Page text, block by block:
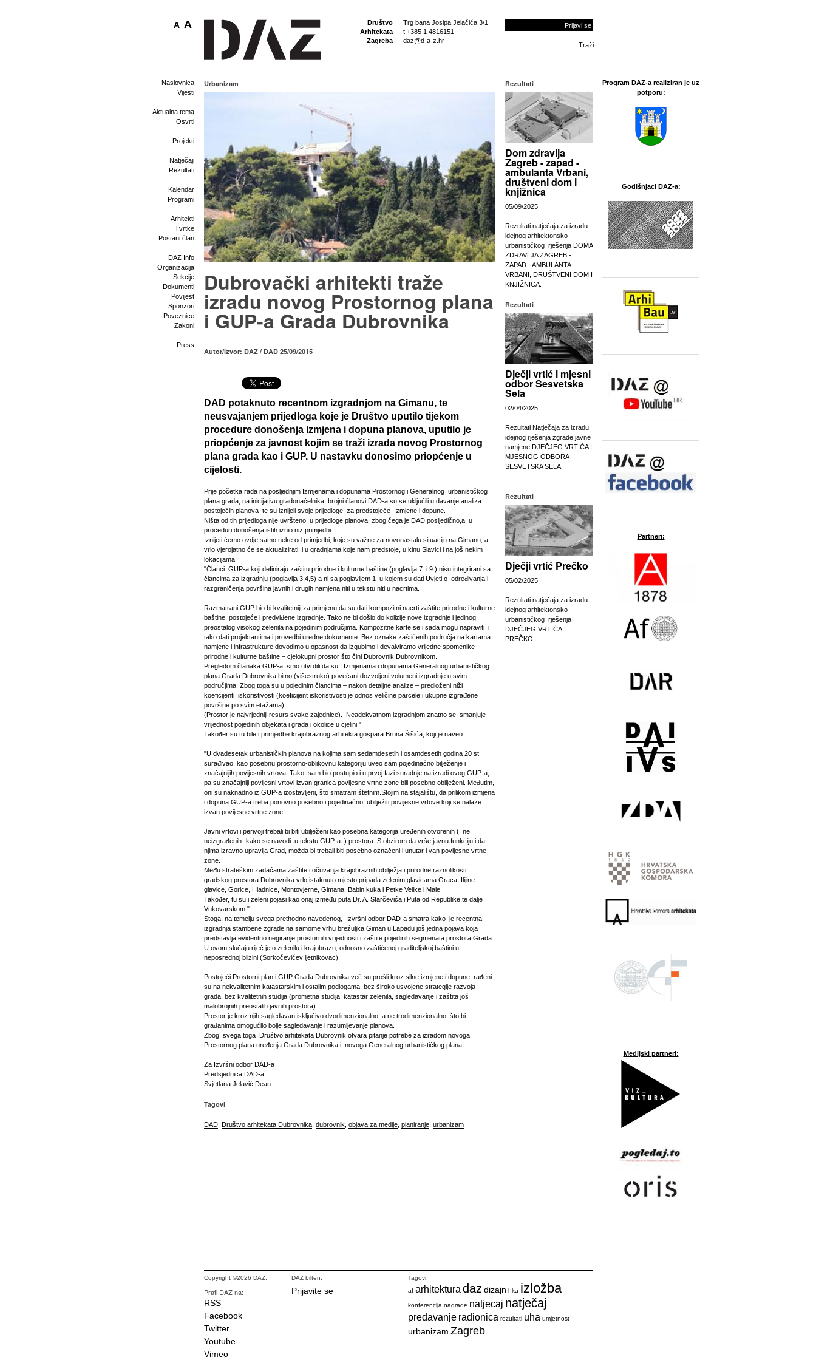
Društvo
Arhitekata
Zagreba
Trg bana Josipa Jelačića 3/1
t +385 1 4816151
daz@d-a-z.hr
Prijavi se
A A
Naslovnica
Vijesti
Aktualna tema
Osvrti
Projekti
Natječaji
Rezultati
Kalendar
Programi
Arhitekti
Tvrtke
Postani član
DAZ Info
Organizacija
Sekcije
Dokumenti
Povijest
Sponzori
Poveznice
Zakoni
Press
Urbanizam
Dubrovački arhitekti traže
izradu novog Prostornog plana
i GUP-a Grada Dubrovnika
Autor/izvor: DAZ / DAD 25/09/2015
DAD potaknuto recentnom izgradnjom na Gimanu, te
neusvajanjem prijedloga koje je Društvo uputilo tijekom
procedure donošenja Izmjena i dopuna planova, uputilo je
priopćenje za javnost kojim se traži izrada novog Prostornog
plana grada kao i GUP. U nastavku donosimo priopćenje u
cijelosti.
Prije početka rada na posljednjim Izmjenama i dopunama Prostornog i Generalnog urbanističkog
plana grada, na inicijativu gradonačelnika, brojni članovi DAD-a su se uključili u davanje analiza
postojećih planova te su iznijeli svoje prijedloge za predstojeće Izmjene i dopune.
Ništa od tih prijedloga nije uvršteno u prijedloge planova, zbog čega je DAD posljedično,a u
proceduri donošenja istih iznio niz primjedbi.
Iznijeti ćemo ovdje samo neke od primjedbi, koje su važne za novonastalu situaciju na Gimanu, a
vrlo vjerojatno će se aktualizirati i u gradnjama koje nam predstoje, u kinu Slavici i na još nekim
lokacijama:
"Članci GUP-a koji definiraju zaštitu prirodne i kulturne baštine (poglavlja 7. i 9.) nisu integrirani sa
člancima za izgradnju (poglavlja 3,4,5) a ni sa poglavljem 1 u kojem su dati Uvjeti o određivanja i
razgraničenja površina javnih i drugih namjena niti u tekstu niti u nacrtima.
Razmatrani GUP bio bi kvalitetniji za primjenu da su dati kompozitni nacrti zaštite prirodne i kulturne
baštine, postojeće i predviđene izgradnje. Tako ne bi došlo do kolizije nove izgradnje i jedinog
preostalog visokog zelenila na pojedinim područjima. Kompozitne karte se i sada mogu napraviti i
tako dati projektantima i provedbi uredne dokumente. Bez oznake zaštićenih područja na kartama
namjene i infrastrukture dovodimo u opasnost da izgubimo i devalviramo vrijedne spomenike
prirodne i kulturne baštine – cjelokupni prostor što čini Dubrovnik Dubrovnikom.
Pregledom članaka GUP-a smo utvrdili da su I Izmjenama i dopunama Generalnog urbanističkog
plana Grada Dubrovnika bitno (višestruko) povećani dozvoljeni volumeni izgradnje u svim
područjima. Zbog toga su u pojedinim člancima – nakon detaljne analize – predloženi niži
koeficijenti iskoristivosti (koeficijent iskoristivosti je odnos veličine parcele i ukupne izgrađene
površine po svim etažama).
(Prostor je najvrjedniji resurs svake zajednice). Neadekvatnom izgradnjom znatno se smanjuje
vrijednost pojedinih objekata i grada i okolice u cjelini."
Također su tu bile i primjedbe krajobraznog arhitekta gospara Bruna Šišića, koji je naveo:
"U dvadesetak urbanističkih planova na kojima sam sedamdesetih i osamdesetih godina 20 st.
surađivao, kao posebnu prostorno-oblikovnu kategoriju uveo sam pojedinačno bilježenje i
značajnijih povijesnih vrtova. Tako sam bio postupio i u prvoj fazi suradnje na izradi ovog GUP-a,
pa su značajniji povijesni vrtovi izvan granica povijesne vrtne zone bili posebno obilježeni. Međutim,
oni su naknadno iz GUP-a izostavljeni, što smatram štetnim.Stojim na stajalištu, da prilikom izmjena
i dopuna GUP-a treba ponovno posebno i pojedinačno ubilježiti povijesne vrtove koji se nalaze
izvan povijesne vrtne zone.
Javni vrtovi i perivoji trebali bi biti ubilježeni kao posebna kategorija uređenih otvorenih ( ne
neizgrađenih- kako se navodi u tekstu GUP-a ) prostora. S obzirom da vrše javnu funkciju i da
njima izravno upravlja Grad, možda bi trebali biti posebno označeni i unutar i van povijesne vrtne
zone.
Među strateškim zadaćama zaštite i očuvanja krajobraznih obilježja i prirodne raznolikosti
gradskog prostora Dubrovnika vrlo istaknuto mjesto pripada zelenim glavicama Graca, Ilijine
glavice, Gorice, Hladnice, Montovjerne, Gimana, Babin kuka i Petke Velike i Male.
Također, tu su i zeleni pojasi kao onaj između puta Dr. A. Starčevića i Puta od Republike te dalje
Vukovarskom."
Stoga, na temelju svega prethodno navedenog, Izvršni odbor DAD-a smatra kako je recentna
izgradnja stambene zgrade na samome vrhu brežuljka Giman u Lapadu još jedna pojava koja
predstavlja evidentno negiranje prostornih vrijednosti i zaštite pojedinih segmenata prostora Grada.
U ovom slučaju riječ je o zelenilu i krajobrazu, odnosno zaštićenoj graditeljskoj baštini u
neposrednoj blizini (Sorkočevićev ljetnikovac).
Postojeći Prostorni plan i GUP Grada Dubrovnika već su prošli kroz silne izmjene i dopune, rađeni
su na nekvalitetnim katastarskim i ostalim podlogama, bez široko usvojene strategije razvoja
grada, bez kvalitetnih studija (prometna studija, katastar zelenila, sagledavanje i zaštita još
malobrojnih preostalih javnih prostora).
Prostor je kroz njih sagledavan isključivo dvodimenzionalno, a ne trodimenzionalno, što bi
građanima omogućilo bolje sagledavanje i razumijevanje planova.
Zbog svega toga Društvo arhitekata Dubrovnik otvara pitanje potrebe za izradom novoga
Prostornog plana uređenja Grada Dubrovnika i novoga Generalnog urbanističkog plana.
Za Izvršni odbor DAD-a
Predsjednica DAD-a
Svjetlana Jelavić Dean
Tagovi
DAD Društvo arhitekata Dubrovnika dubrovnik objava za medije planiranje urbanizam
Rezultati
Dom zdravlja
Zagreb - zapad -
ambulanta Vrbani,
društveni dom i
knjižnica
05/09/2025
Rezultati natječaja za izradu
idejnog arhitektonsko-
urbanističkog rješenja DOMA
ZDRAVLJA ZAGREB -
ZAPAD - AMBULANTA
VRBANI, DRUŠTVENI DOM I
KNJIŽNICA.
Rezultati
Dječji vrtić i mjesni
odbor Sesvetska
Sela
02/04/2025
Rezultati Natječaja za izradu
idejnog rješenja zgrade javne
namjene DJEČJEG VRTIĆA I
MJESNOG ODBORA
SESVETSKA SELA.
Rezultati
Dječji vrtić Prečko
05/02/2025
Rezultati natječaja za izradu
idejnog arhitektonsko-
urbanističkog rješenja
DJEČJEG VRTIĆA
PREČKO.
Program DAZ-a realiziran je uz
potporu:
Godišnjaci DAZ-a:
Partneri:
Medijski partneri:
Copyright ©2026 DAZ.
Prati DAZ na:
RSS
Facebook
Twitter
Youtube
Vimeo
DAZ bilten:
Prijavite se
Tagovi:
af arhitektura daz dizajn hka izložba
konferencija nagrade natjecaj natječaj
predavanje radionica rezultati uha umjetnost
urbanizam Zagreb